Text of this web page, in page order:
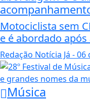
Motociclista sem
e é abordado
Redação Notícia Já - 06
Música